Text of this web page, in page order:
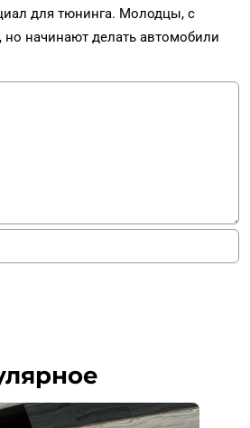
для тюнинга. Молодцы, с
но начинают делать автомобили